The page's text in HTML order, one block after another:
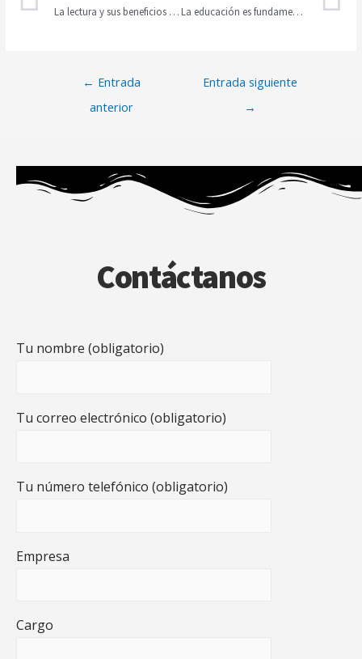
La lectura y sus beneficios para el desarrollo cognitivo infantil. La educación es fundamental en la transformación de las comunidades
← Entrada
anterior
Entrada siguiente
→
Contáctanos
Tu nombre (obligatorio)
Tu correo electrónico (obligatorio)
Tu número telefónico (obligatorio)
Empresa
Cargo